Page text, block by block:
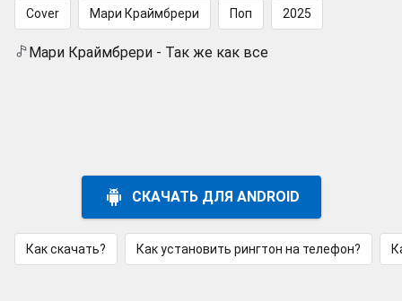
Cover Мари Краймбрери Поп 2025
Мари Краймбрери - Так же как все
СКАЧАТЬ ДЛЯ ANDROID
Как скачать? Как установить рингтон на телефон?